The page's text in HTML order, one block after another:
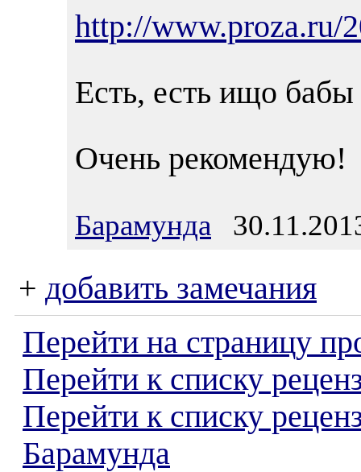
http://www.proza.ru/
Есть, есть ищо
Очень рекомендую!
Барамунда
+ добавить замечания
Перейти на страницу
Перейти к списку
Перейти к списку
Барамунда